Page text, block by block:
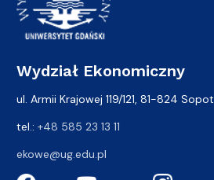
Wydział Ekonomiczny
ul. Armii Krajowej 119/121, 81-824 Sopot
tel.: +48 585 23 13 11
ekowe@ug.edu.pl